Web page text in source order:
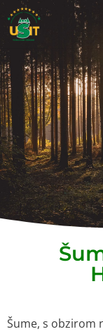
Šume, s obzirom